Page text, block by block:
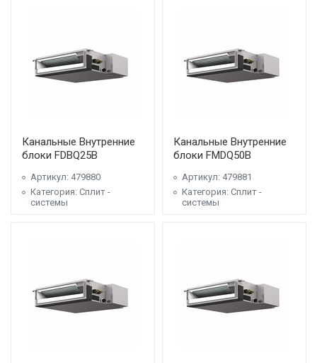
Канальные Внутренние
блоки FDBQ25B
Артикул: 479880
Категория: Сплит -
системы
Канальные Внутренние
блоки FMDQ50B
Артикул: 479881
Категория: Сплит -
системы